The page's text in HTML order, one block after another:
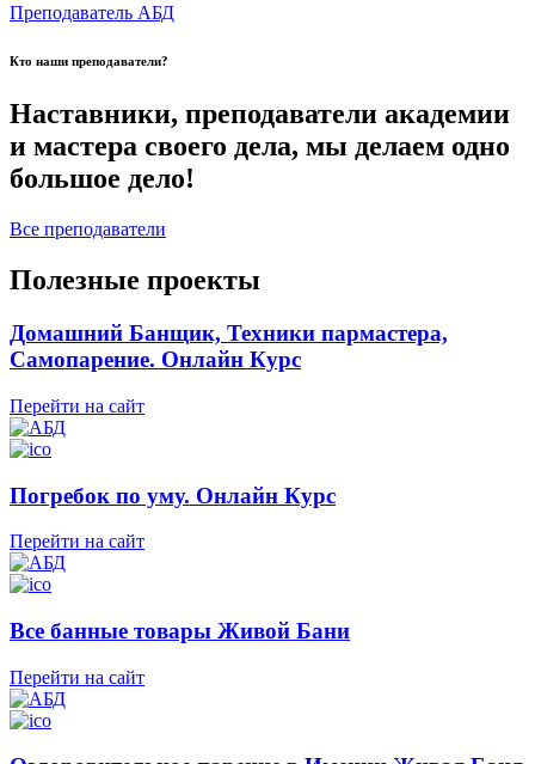
Преподаватель АБД
Кто наши преподаватели?
Наставники, преподаватели академии
и мастера своего дела, мы делаем одно
большое дело!
Все преподаватели
Полезные проекты
Домашний Банщик, Техники пармастера,
Самопарение. Онлайн Курс
Перейти на сайт
Погребок по уму. Онлайн Курс
Перейти на сайт
Все банные товары Живой Бани
Перейти на сайт